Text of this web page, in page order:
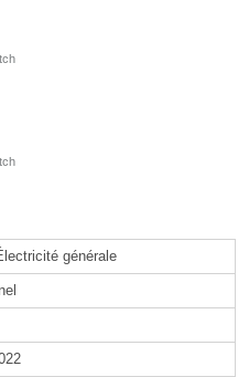
générale